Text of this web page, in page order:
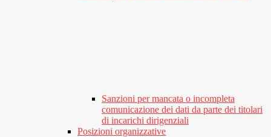
Sanzioni per mancata o incompleta
comunicazione dei dati da parte dei titolari
di incarichi dirigenziali
Posizioni organizzative